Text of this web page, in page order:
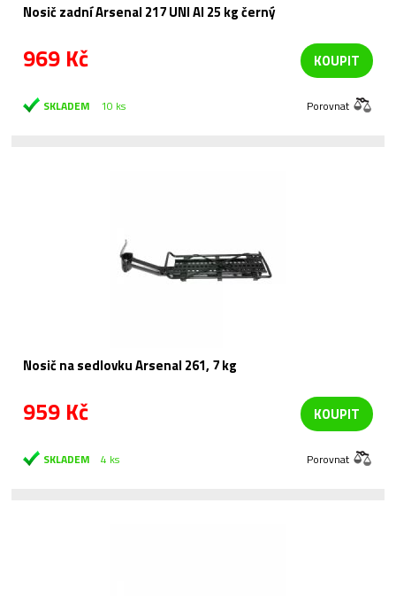
Nosič zadní Arsenal 217 UNI Al 25 kg černý
969 Kč KOUPIT
SKLADEM 10 ks Porovnat
Nosič na sedlovku Arsenal 261, 7 kg
959 Kč KOUPIT
SKLADEM 4 ks Porovnat